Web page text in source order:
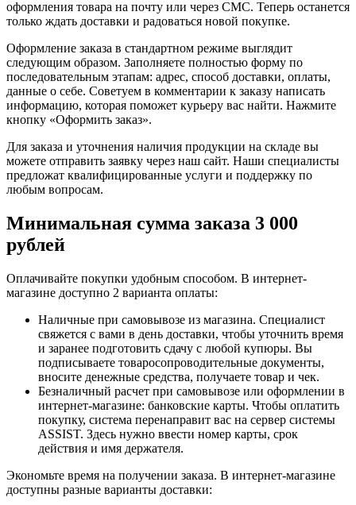
оформления товара на почту или через СМС. Теперь останется
только ждать доставки и радоваться новой покупке.
Оформление заказа в стандартном режиме выглядит
следующим образом. Заполняете полностью форму по
последовательным этапам: адрес, способ доставки, оплаты,
данные о себе. Советуем в комментарии к заказу написать
информацию, которая поможет курьеру вас найти. Нажмите
кнопку «Оформить заказ».
Для заказа и уточнения наличия продукции на складе вы
можете отправить заявку через наш сайт. Наши специалисты
предложат квалифицированные услуги и поддержку по
любым вопросам.
Минимальная сумма заказа 3 000
рублей
Оплачивайте покупки удобным способом. В интернет-
магазине доступно 2 варианта оплаты:
Наличные при самовывозе из магазина. Специалист
свяжется с вами в день доставки, чтобы уточнить время
и заранее подготовить сдачу с любой купюры. Вы
подписываете товаросопроводительные документы,
вносите денежные средства, получаете товар и чек.
Безналичный расчет при самовывозе или оформлении в
интернет-магазине: банковские карты. Чтобы оплатить
покупку, система перенаправит вас на сервер системы
ASSIST. Здесь нужно ввести номер карты, срок
действия и имя держателя.
Экономьте время на получении заказа. В интернет-магазине
доступны разные варианты доставки: